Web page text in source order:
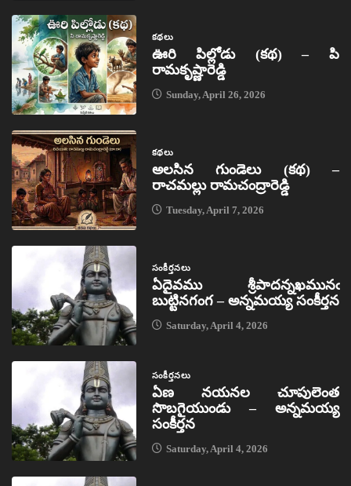
కథలు
ఊరి పిల్లోడు (కథ) – పి
రామకృష్ణారెడ్డి
Sunday, April 26, 2026
కథలు
అలసిన గుండెలు (కథ) –
రాచమల్లు రామచంద్రారెడ్డి
Tuesday, April 7, 2026
సంకీర్తనలు
ఏదైవము శ్రీపాదన్నఖమునఁ
బుట్టినగంగ – అన్నమయ్య సంకీర్తన
Saturday, April 4, 2026
సంకీర్తనలు
ఏణ నయనల చూపులెంత
సొబగైయుండు – అన్నమయ్య
సంకీర్తన
Saturday, April 4, 2026